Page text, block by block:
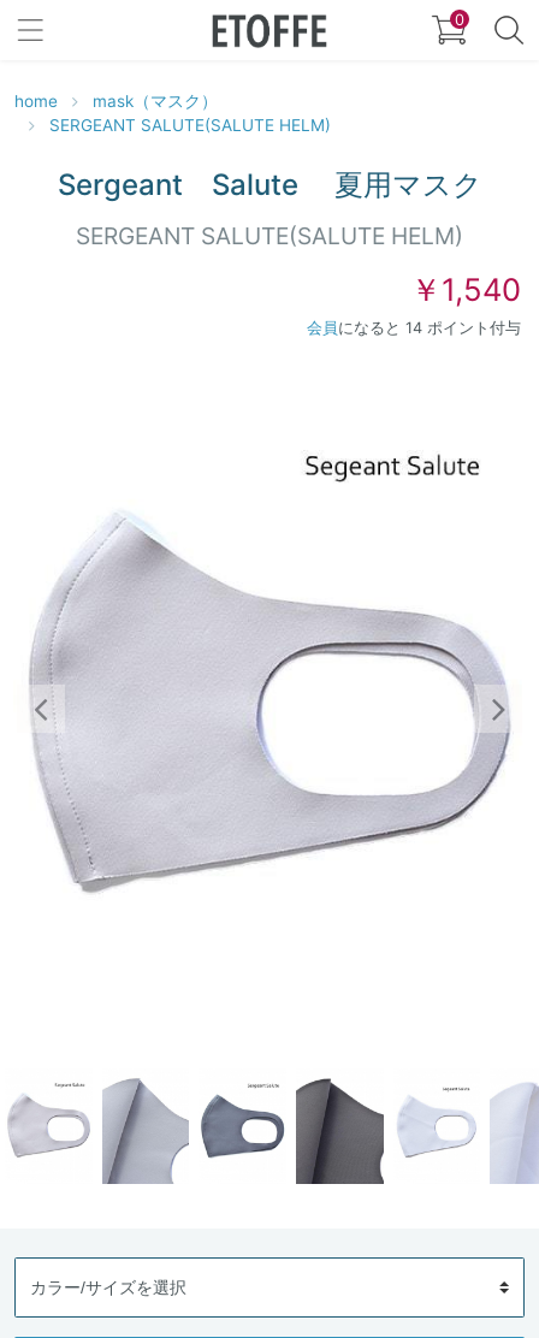
0
home
mask（マスク）
SERGEANT SALUTE(SALUTE HELM)
Sergeant Salute 夏用マスク
SERGEANT SALUTE(SALUTE HELM)
￥1,540
会員 になると 14 ポイント付与
Previous Next